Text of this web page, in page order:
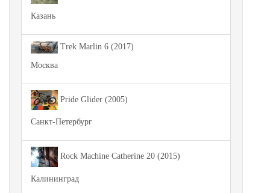
Казань
Trek Marlin 6 (2017)
Москва
Pride Glider (2005)
Санкт-Петербург
Rock Machine Catherine 20 (2015)
Калининград